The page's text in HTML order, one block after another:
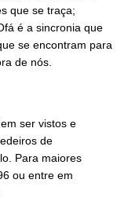
que se traça;
é a sincronia que
se encontram para
de nós.
ser vistos e
de
Para maiores
ou entre em